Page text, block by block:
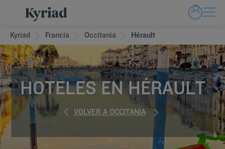
Kyriad Francia Occitania Hérault
HOTELES EN HÉRAULT
VOLVER A OCCITANIA